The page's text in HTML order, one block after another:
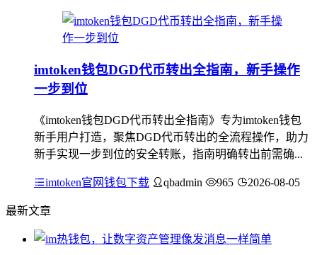
imtoken钱包DGD代币转出全指南，新手操作
一步到位
《imtoken钱包DGD代币转出全指南》专为imtoken钱包
新手用户打造，聚焦DGD代币转出的全流程操作，助力
新手实现一步到位的安全转账，指南明确转出前需确...
imtoken官网钱包下载 qbadmin 965 2026-08-05
最新文章